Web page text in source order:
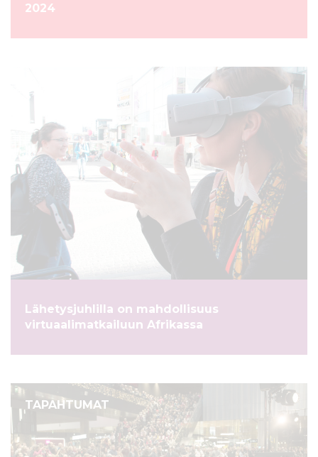
2024
UUTINEN
Lähetysjuhlilla on mahdollisuus
virtuaalimatkailuun Afrikassa
TAPAHTUMAT